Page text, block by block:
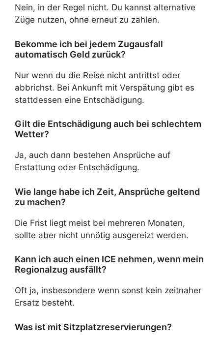
Nein, in der Regel nicht. Du kannst alternative
Züge nutzen, ohne erneut zu zahlen.
Bekomme ich bei jedem Zugausfall
automatisch Geld zurück?
Nur wenn du die Reise nicht antrittst oder
abbrichst. Bei Ankunft mit Verspätung gibt es
stattdessen eine Entschädigung.
Gilt die Entschädigung auch bei schlechtem
Wetter?
Ja, auch dann bestehen Ansprüche auf
Erstattung oder Entschädigung.
Wie lange habe ich Zeit, Ansprüche geltend
zu machen?
Die Frist liegt meist bei mehreren Monaten,
sollte aber nicht unnötig ausgereizt werden.
Kann ich auch einen ICE nehmen, wenn mein
Regionalzug ausfällt?
Oft ja, insbesondere wenn sonst kein zeitnaher
Ersatz besteht.
Was ist mit Sitzplatzreservierungen?